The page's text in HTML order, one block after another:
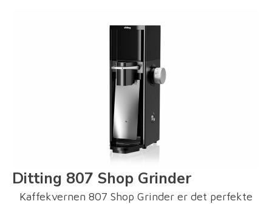
Ditting 807 Shop Grinder
Kaffekvernen 807 Shop Grinder er det perfekte